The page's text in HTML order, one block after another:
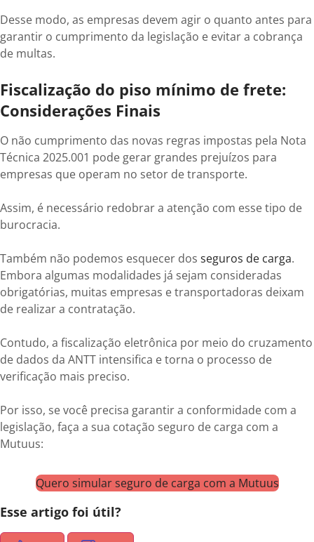
Desse modo, as empresas devem agir o quanto antes para
garantir o cumprimento da legislação e evitar a cobrança
de multas.
Fiscalização do piso mínimo de frete:
Considerações Finais
O não cumprimento das novas regras impostas pela Nota
Técnica 2025.001 pode gerar grandes prejuízos para
empresas que operam no setor de transporte.
Assim, é necessário redobrar a atenção com esse tipo de
burocracia.
Também não podemos esquecer dos seguros de carga.
Embora algumas modalidades já sejam consideradas
obrigatórias, muitas empresas e transportadoras deixam
de realizar a contratação.
Contudo, a fiscalização eletrônica por meio do cruzamento
de dados da ANTT intensifica e torna o processo de
verificação mais preciso.
Por isso, se você precisa garantir a conformidade com a
legislação, faça a sua cotação seguro de carga com a
Mutuus:
Quero simular seguro de carga com a Mutuus
Esse artigo foi útil?